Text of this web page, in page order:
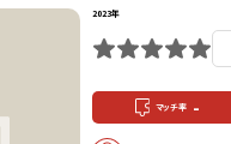
2023年
マッチ率 -